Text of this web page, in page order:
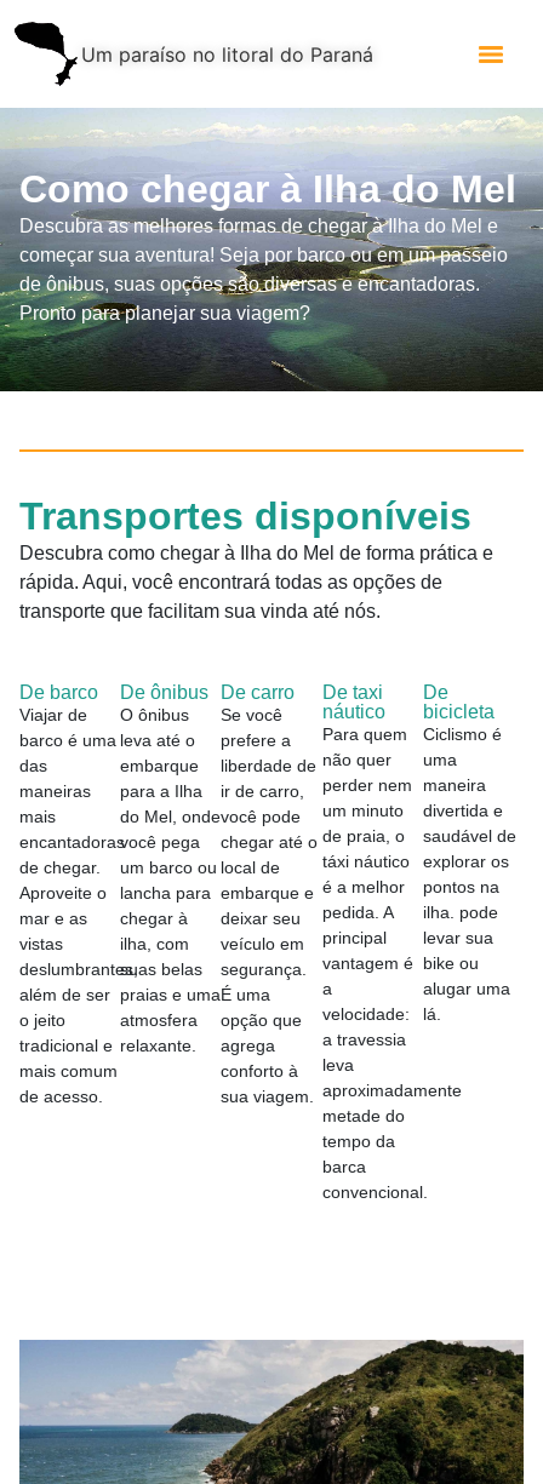
Um paraíso no litoral do Paraná
Como chegar à Ilha do Mel
Descubra as melhores formas de chegar à Ilha do Mel e
começar sua aventura! Seja por barco ou em um passeio
de ônibus, suas opções são diversas e encantadoras.
Pronto para planejar sua viagem?
Transportes disponíveis
Descubra como chegar à Ilha do Mel de forma prática e
rápida. Aqui, você encontrará todas as opções de
transporte que facilitam sua vinda até nós.
De barco
Viajar de
barco é uma
das
maneiras
mais
encantadoras
de chegar.
Aproveite o
mar e as
vistas
deslumbrantes,
além de ser
o jeito
tradicional e
mais comum
de acesso.
De ônibus
O ônibus
leva até o
embarque
para a Ilha
do Mel, onde
você pega
um barco ou
lancha para
chegar à
ilha, com
suas belas
praias e uma
atmosfera
relaxante.
De carro
Se você
prefere a
liberdade de
ir de carro,
você pode
chegar até o
local de
embarque e
deixar seu
veículo em
segurança.
É uma
opção que
agrega
conforto à
sua viagem.
De taxi
náutico
Para quem
não quer
perder nem
um minuto
de praia, o
táxi náutico
é a melhor
pedida. A
principal
vantagem é
a
velocidade:
a travessia
leva
aproximadamente
metade do
tempo da
barca
convencional.
De
bicicleta
Ciclismo é
uma
maneira
divertida e
saudável de
explorar os
pontos na
ilha. pode
levar sua
bike ou
alugar uma
lá.